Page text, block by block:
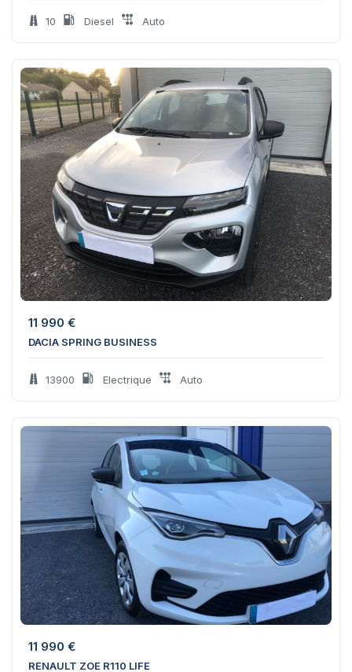
10 Diesel Auto
11 990 €
DACIA SPRING BUSINESS
13900 Electrique Auto
11 990 €
RENAULT ZOE R110 LIFE